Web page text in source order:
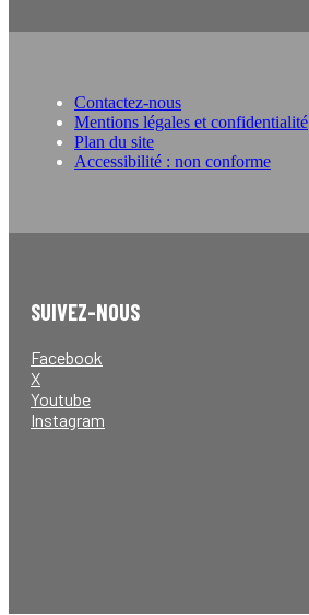
Contactez-nous
Mentions légales et confidentialité
Plan du site
Accessibilité : non conforme
SUIVEZ-NOUS
Facebook
X
Youtube
Instagram